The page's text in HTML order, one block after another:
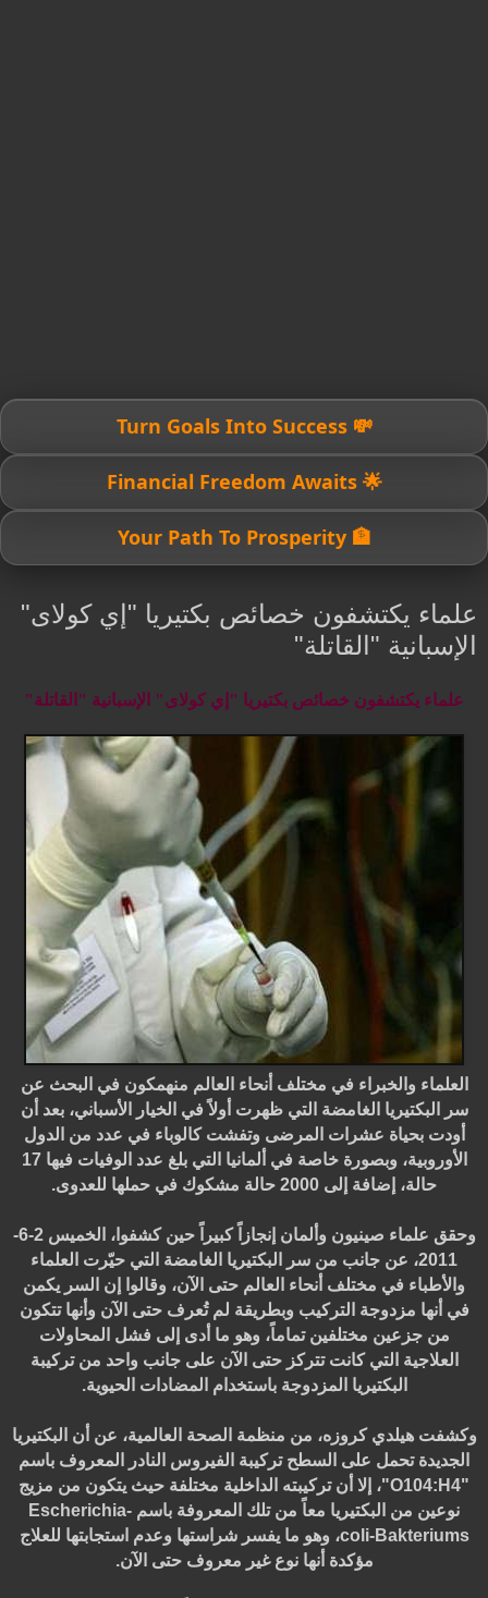
💸 Turn Goals Into Success
🌟 Financial Freedom Awaits
🏦 Your Path To Prosperity
علماء يكتشفون خصائص بكتيريا "إي كولاى"
الإسبانية "القاتلة"
علماء يكتشفون خصائص بكتيريا "إي كولاى" الإسبانية "القاتلة"
العلماء والخبراء في مختلف أنحاء العالم منهمكون في البحث عن
سر البكتيريا الغامضة التي ظهرت أولاً في الخيار الأسباني، بعد أن
أودت بحياة عشرات المرضى وتفشت كالوباء في عدد من الدول
الأوروبية، وبصورة خاصة في ألمانيا التي بلغ عدد الوفيات فيها 17
حالة، إضافة إلى 2000 حالة مشكوك في حملها للعدوى.
وحقق علماء صينيون وألمان إنجازاً كبيراً حين كشفوا، الخميس 2-6-
2011، عن جانب من سر البكتيريا الغامضة التي حيّرت العلماء
والأطباء في مختلف أنحاء العالم حتى الآن، وقالوا إن السر يكمن
في أنها مزدوجة التركيب وبطريقة لم تُعرف حتى الآن وأنها تتكون
من جزعين مختلفين تماماً، وهو ما أدى إلى فشل المحاولات
العلاجية التي كانت تتركز حتى الآن على جانب واحد من تركيبة
البكتيريا المزدوجة باستخدام المضادات الحيوية.
وكشفت هيلدي كروزه، من منظمة الصحة العالمية، عن أن البكتيريا
الجديدة تحمل على السطح تركيبة الفيروس النادر المعروف باسم
"O104:H4"، إلا أن تركيبته الداخلية مختلفة حيث يتكون من مزيج
نوعين من البكتيريا معاً من تلك المعروفة باسم Escherichia-
coli-Bakteriums، وهو ما يفسر شراستها وعدم استجابتها للعلاج
مؤكدة أنها نوع غير معروف حتى الآن.